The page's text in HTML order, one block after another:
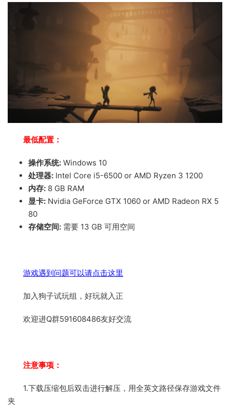
最低配置：
操作系统: Windows 10
处理器: Intel Core i5-6500 or AMD Ryzen 3 1200
内存: 8 GB RAM
显卡: Nvidia GeForce GTX 1060 or AMD Radeon RX 5
80
存储空间: 需要 13 GB 可用空间
游戏遇到问题可以请点击这里
加入狗子试玩组，好玩就入正
欢迎进Q群591608486友好交流
注意事项：
1.下载压缩包后双击进行解压，用全英文路径保存游戏文件
夹